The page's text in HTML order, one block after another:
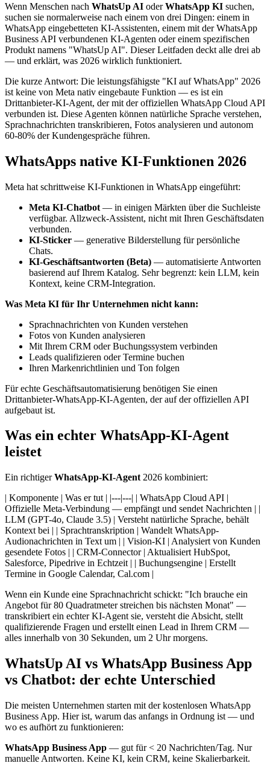
Wenn Menschen nach WhatsUp AI oderWhatsApp KI suchen,
suchen sie normalerweise nach einem von drei Dingen: einem in
WhatsApp eingebetteten KI-Assistenten, einem mit der WhatsApp
Business API verbundenen KI-Agenten oder einem spezifischen
Produkt namens "WhatsUp AI". Dieser Leitfaden deckt alle drei ab
— und erklärt, was 2026 wirklich funktioniert.
Die kurze Antwort: Die leistungsfähigste "KI auf WhatsApp" 2026
ist keine von Meta nativ eingebaute Funktion — es ist ein
Drittanbieter-KI-Agent, der mit der offiziellen WhatsApp Cloud API
verbunden ist. Diese Agenten können natürliche Sprache verstehen,
Sprachnachrichten transkribieren, Fotos analysieren und autonom
60-80% der Kundengespräche führen.
WhatsApps native KI-Funktionen 2026
Meta hat schrittweise KI-Funktionen in WhatsApp eingeführt:
Meta KI-Chatbot — in einigen Märkten über die Suchleiste
verfügbar. Allzweck-Assistent, nicht mit Ihren Geschäftsdaten
verbunden.
KI-Sticker — generative Bilderstellung für persönliche
Chats.
KI-Geschäftsantworten (Beta) — automatisierte Antworten
basierend auf Ihrem Katalog. Sehr begrenzt: kein LLM, kein
Kontext, keine CRM-Integration.
Was Meta KI für Ihr Unternehmen nicht kann:
Sprachnachrichten von Kunden verstehen
Fotos von Kunden analysieren
Mit Ihrem CRM oder Buchungssystem verbinden
Leads qualifizieren oder Termine buchen
Ihren Markenrichtlinien und Ton folgen
Für echte Geschäftsautomatisierung benötigen Sie einen
Drittanbieter-WhatsApp-KI-Agenten, der auf der offiziellen API
aufgebaut ist.
Was ein echter WhatsApp-KI-Agent
leistet
Ein richtigerWhatsApp-KI-Agent 2026 kombiniert:
| Komponente | Was er tut | |---|---| | WhatsApp Cloud API |
Offizielle Meta-Verbindung — empfängt und sendet Nachrichten | |
LLM (GPT-4o, Claude 3.5) | Versteht natürliche Sprache, behält
Kontext bei | | Sprachtranskription | Wandelt WhatsApp-
Audionachrichten in Text um | | Vision-KI | Analysiert von Kunden
gesendete Fotos | | CRM-Connector | Aktualisiert HubSpot,
Salesforce, Pipedrive in Echtzeit | | Buchungsengine | Erstellt
Termine in Google Calendar, Cal.com |
Wenn ein Kunde eine Sprachnachricht schickt: "Ich brauche ein
Angebot für 80 Quadratmeter streichen bis nächsten Monat" —
transkribiert ein echter KI-Agent sie, versteht die Absicht, stellt
qualifizierende Fragen und erstellt einen Lead in Ihrem CRM —
alles innerhalb von 30 Sekunden, um 2 Uhr morgens.
WhatsUp AI vs WhatsApp Business App
vs Chatbot: der echte Unterschied
Die meisten Unternehmen starten mit der kostenlosen WhatsApp
Business App. Hier ist, warum das anfangs in Ordnung ist — und
wo es aufhört zu funktionieren:
WhatsApp Business App — gut für < 20 Nachrichten/Tag. Nur
manuelle Antworten. Keine KI, kein CRM, keine Skalierbarkeit.